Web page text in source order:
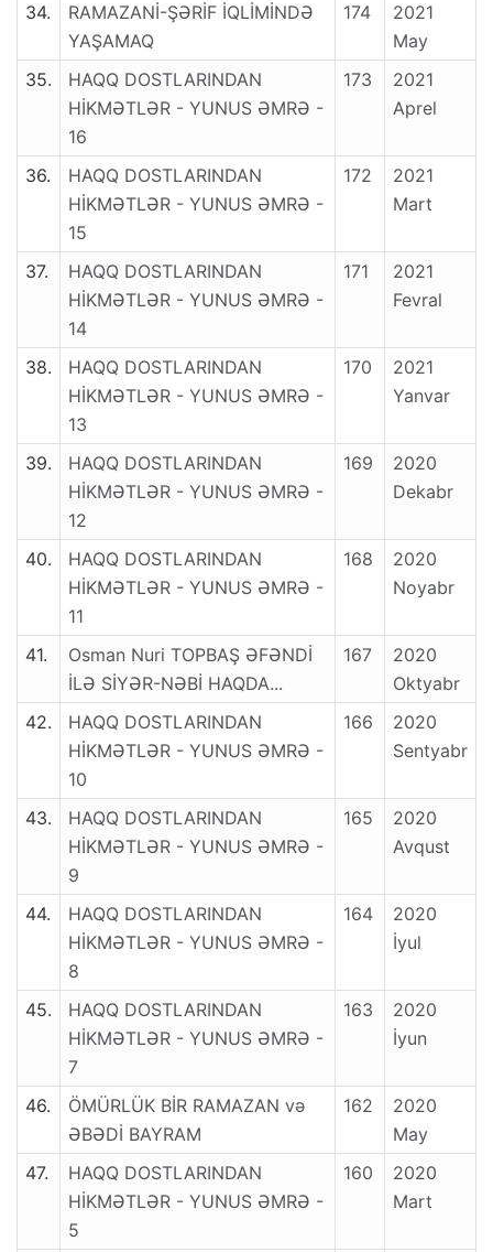
34.
RAMAZANİ-ŞƏRİF İQLİMİNDƏ
YAŞAMAQ
174
2021
May
35.
HAQQ DOSTLARINDAN
HİKMƏTLƏR - YUNUS ƏMRƏ -
16
173
2021
Aprel
36.
HAQQ DOSTLARINDAN
HİKMƏTLƏR - YUNUS ƏMRƏ -
15
172
2021
Mart
37.
HAQQ DOSTLARINDAN
HİKMƏTLƏR - YUNUS ƏMRƏ -
14
171
2021
Fevral
38.
HAQQ DOSTLARINDAN
HİKMƏTLƏR - YUNUS ƏMRƏ -
13
170
2021
Yanvar
39.
HAQQ DOSTLARINDAN
HİKMƏTLƏR - YUNUS ƏMRƏ -
12
169
2020
Dekabr
40.
HAQQ DOSTLARINDAN
HİKMƏTLƏR - YUNUS ƏMRƏ -
11
168
2020
Noyabr
41.
Osman Nuri TOPBAŞ ƏFƏNDİ
İLƏ SİYƏR-NƏBİ HAQDA...
167
2020
Oktyabr
42.
HAQQ DOSTLARINDAN
HİKMƏTLƏR - YUNUS ƏMRƏ -
10
166
2020
Sentyabr
43.
HAQQ DOSTLARINDAN
HİKMƏTLƏR - YUNUS ƏMRƏ -
9
165
2020
Avqust
44.
HAQQ DOSTLARINDAN
HİKMƏTLƏR - YUNUS ƏMRƏ -
8
164
2020
İyul
45.
HAQQ DOSTLARINDAN
HİKMƏTLƏR - YUNUS ƏMRƏ -
7
163
2020
İyun
46.
ÖMÜRLÜK BİR RAMAZAN və
ƏBƏDİ BAYRAM
162
2020
May
47.
HAQQ DOSTLARINDAN
HİKMƏTLƏR - YUNUS ƏMRƏ -
5
160
2020
Mart